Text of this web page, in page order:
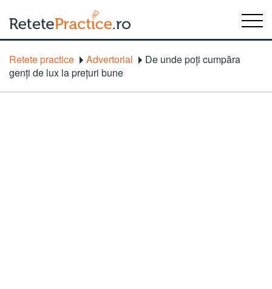
Retete practice Advertorial
De unde poți cumpăra
genți de lux la prețuri bune